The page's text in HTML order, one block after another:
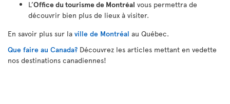
L’Office du tourisme de Montréal vous permettra de
découvrir bien plus de lieux à visiter.
En savoir plus sur la ville de Montréal au Québec.
Que faire au Canada? Découvrez les articles mettant en vedette
nos destinations canadiennes!